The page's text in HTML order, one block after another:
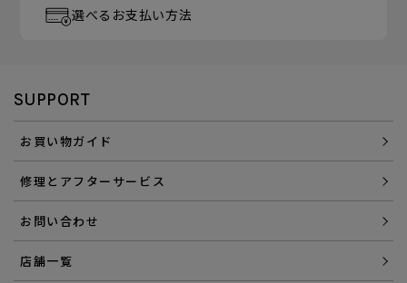
選べるお支払い方法
SUPPORT
お買い物ガイド
修理とアフターサービス
お問い合わせ
店舗一覧